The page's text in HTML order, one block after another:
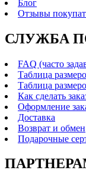
Блог
Отзывы
СЛУЖБА
FAQ (часто
Таблица
Таблица
Как сделать
Оформление
Доставка
Возврат и обмен
Подарочные